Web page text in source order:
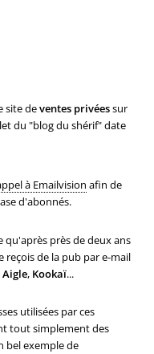
site deventes privéessur
du "blog du shérif" date
à Emailvision afin de
d'abonnés.
qu'après près de deux ans
reçois de la pub par e-mail
Aigle, Kookaï...
utilisées par ces
tout simplement des
bel exemple de